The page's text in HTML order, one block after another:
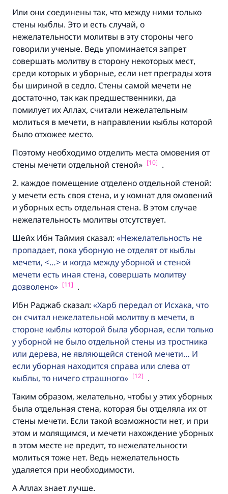
Или они соединены так, что между ними только
стены кыблы. Это и есть случай, о
нежелательности молитвы в эту стороны чего
говорили ученые. Ведь упоминается запрет
совершать молитву в сторону некоторых мест,
среди которых и уборные, если нет преграды хотя
бы шириной в седло. Стены самой мечети не
достаточно, так как предшественники, да
помилует их Аллах, считали нежелательным
молиться в мечети, в направлении кыблы которой
было отхожее место.
Поэтому необходимо отделить места омовения от
стены мечети отдельной стеной» [10] .
2. каждое помещение отделено отдельной стеной:
у мечети есть своя стена, и у комнат для омовений
и уборных есть отдельная стена. В этом случае
нежелательность молитвы отсутствует.
Шейх Ибн Таймия сказал:
Нежелательность не
пропадает, пока уборную не отделят от кыблы
мечети, <…> и когда между уборной и стеной
мечети есть иная стена, совершать молитву
дозволено
[11] .
Ибн Раджаб сказал: Харб передал от Исхака, что
он считал нежелательной молитву в мечети, в
стороне кыблы которой была уборная, если только
у уборной не было отдельной стены из тростника
или дерева, не являющейся стеной мечети… И
если уборная находится справа или слева от
кыблы, то ничего страшного
[12] .
Таким образом, желательно, чтобы у этих уборных
была отдельная стена, которая бы отделяла их от
стены мечети. Если такой возможности нет, и при
этом и молящимся, и мечети нахождение уборных
в этом месте не вредит, то нежелательности
молиться тоже нет. Ведь нежелательность
удаляется при необходимости.
А Аллах знает лучше.